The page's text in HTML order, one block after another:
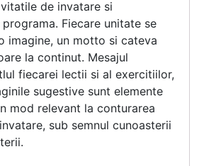
de invatare si
Fiecare unitate se
imagine, un motto si cateva
la continut. Mesajul
fiecarei lectii si al exercitiilor,
sugestive sunt elemente
mod relevant la conturarea
sub semnul cunoasterii